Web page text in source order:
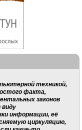
техникой,
факта,
законов
виду
информации, её
циркуляцию,